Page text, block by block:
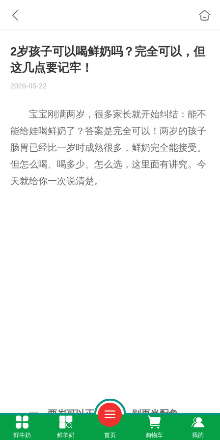
2岁孩子可以喝鲜奶吗？完全可以，但
这几点要记牢！
2026-05-22
宝宝刚满两岁，很多家长就开始纠结：能不
能给娃喝鲜奶了？答案是完全可以！两岁的孩子
肠胃已经比一岁时成熟很多，鲜奶完全能接受。
但怎么喝、喝多少、怎么选，这里面有讲究。今
天就给你一次说清楚。
一、两岁可以正式喝了，别再当配角
鲜牛奶 鲜羊奶 首页 购物车 我的